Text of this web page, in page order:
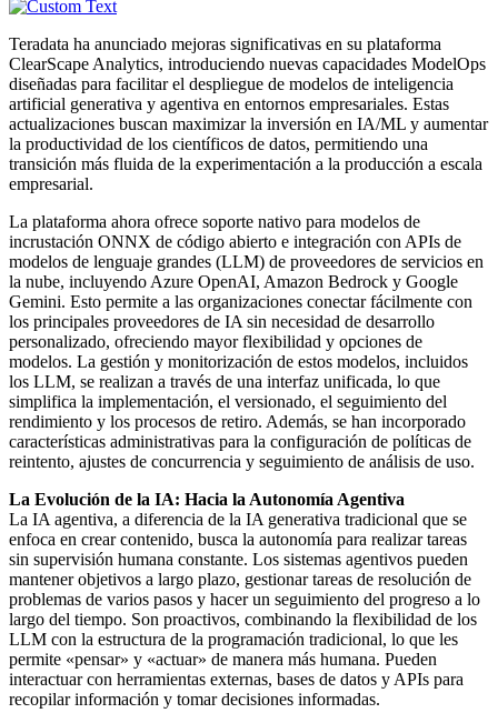
Teradata ha anunciado mejoras significativas en su plataforma
ClearScape Analytics, introduciendo nuevas capacidades ModelOps
diseñadas para facilitar el despliegue de modelos de inteligencia
artificial generativa y agentiva en entornos empresariales. Estas
actualizaciones buscan maximizar la inversión en IA/ML y aumentar
la productividad de los científicos de datos, permitiendo una
transición más fluida de la experimentación a la producción a escala
empresarial.
La plataforma ahora ofrece soporte nativo para modelos de
incrustación ONNX de código abierto e integración con APIs de
modelos de lenguaje grandes (LLM) de proveedores de servicios en
la nube, incluyendo Azure OpenAI, Amazon Bedrock y Google
Gemini. Esto permite a las organizaciones conectar fácilmente con
los principales proveedores de IA sin necesidad de desarrollo
personalizado, ofreciendo mayor flexibilidad y opciones de
modelos. La gestión y monitorización de estos modelos, incluidos
los LLM, se realizan a través de una interfaz unificada, lo que
simplifica la implementación, el versionado, el seguimiento del
rendimiento y los procesos de retiro. Además, se han incorporado
características administrativas para la configuración de políticas de
reintento, ajustes de concurrencia y seguimiento de análisis de uso.
La Evolución de la IA: Hacia la Autonomía Agentiva
La IA agentiva, a diferencia de la IA generativa tradicional que se
enfoca en crear contenido, busca la autonomía para realizar tareas
sin supervisión humana constante. Los sistemas agentivos pueden
mantener objetivos a largo plazo, gestionar tareas de resolución de
problemas de varios pasos y hacer un seguimiento del progreso a lo
largo del tiempo. Son proactivos, combinando la flexibilidad de los
LLM con la estructura de la programación tradicional, lo que les
permite «pensar» y «actuar» de manera más humana. Pueden
interactuar con herramientas externas, bases de datos y APIs para
recopilar información y tomar decisiones informadas.